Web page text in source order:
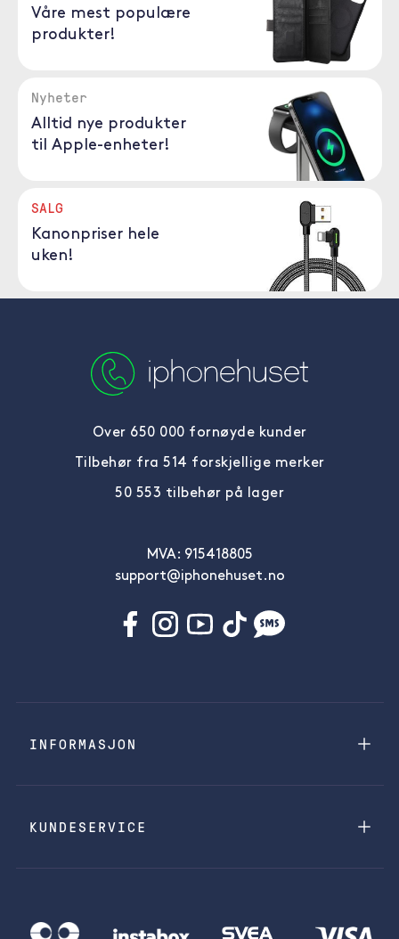
Våre mest populære
produkter!
Nyheter
Alltid nye produkter
til Apple-enheter!
SALG
Kanonpriser hele
uken!
Over 650 000 fornøyde kunder
Tilbehør fra 514 forskjellige merker
50 553 tilbehør på lager
MVA: 915418805
support@iphonehuset.no
INFORMASJON
KUNDESERVICE